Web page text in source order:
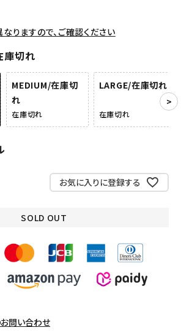
りますので、ご確認ください
庫切れ
MEDIUM/在庫切
れ
在庫切れ
LARGE/在庫切れ
在庫切れ
お気に入りに登録する
SOLD OUT
問い合わせ